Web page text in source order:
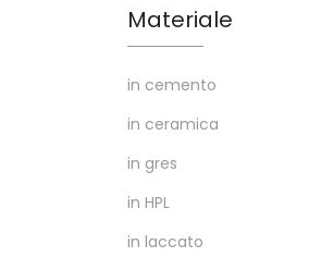
Materiale
in cemento
in ceramica
in gres
in HPL
in laccato